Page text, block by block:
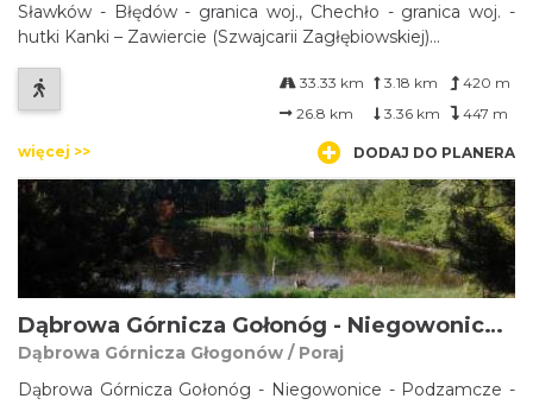
Sławków - Błędów - granica woj., Chechło - granica woj. -
hutki Kanki – Zawiercie (Szwajcarii Zagłębiowskiej)...
33.33 km 3.18 km
420 m
26.8 km
3.36 km 447 m
więcej >> DODAJ DO PLANERA
Dąbrowa Górnicza Gołonóg - Niegowonice - Podzamcze - Kroczyce - Niegowa - Złoty Potok - Zaborze – Poraj (Zamonitu)
Dąbrowa Górnicza Głogonów / Poraj
Dąbrowa Górnicza Gołonóg - Niegowonice - Podzamcze -